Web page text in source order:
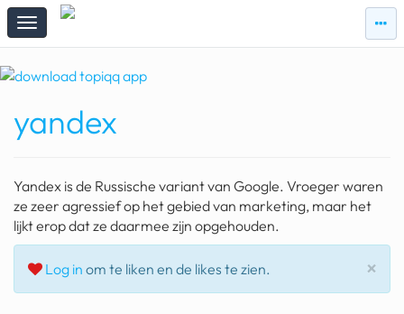
zie
topiqqs
zie
#vandaag
Topiqqs Reacties
ark van noach
pokemon kaarten
fomo
yandex
Yandex is de Russische variant van Google. Vroeger waren
ze zeer agressief op het gebied van marketing, maar het
lijkt erop dat ze daarmee zijn opgehouden.
×
Log in om te liken en de likes te zien.